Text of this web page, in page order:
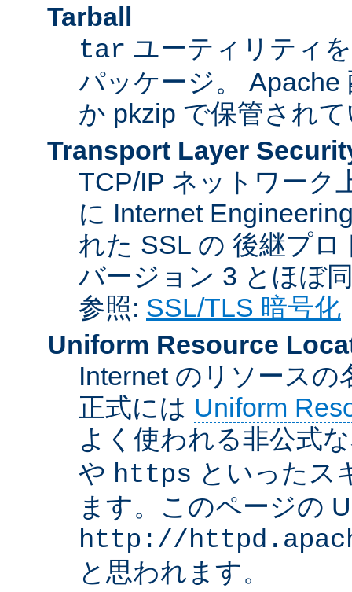
Tarball
tar ユーティリティ
パッケージ。 Apache
か pkzip で保管され
Transport Layer
TCP/IP ネットワーク
に Internet
れた SSL の 後継プ
バージョン 3 とほぼ
参照: SSL/TLS 暗号化
Uniform Resource
Internet のリソース
正式には Uniform
よく使われる非公式
や https といったス
ます。このページの
http://
と思われます。